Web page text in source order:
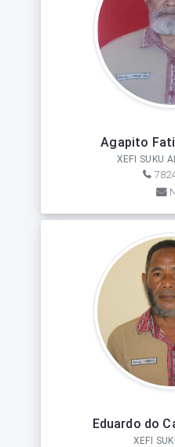
Agapito
XEFI SUKU
Eduardo do
XEFI